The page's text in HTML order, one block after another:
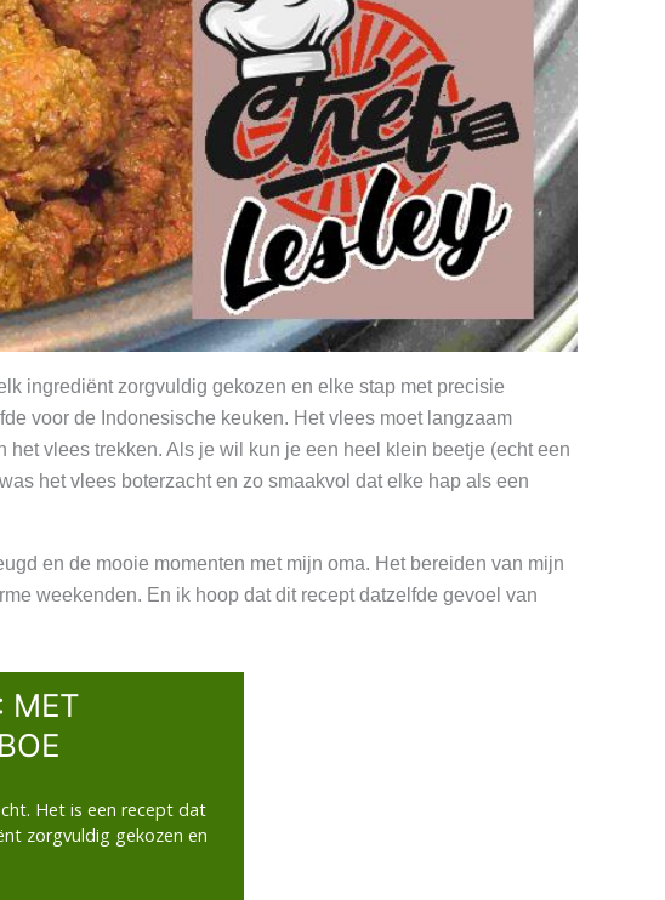
ingrediënt zorgvuldig gekozen en elke stap met precisie
voor de Indonesische keuken. Het vlees moet langzaam
vlees trekken. Als je wil kun je een heel klein beetje (echt een
het vlees boterzacht en zo smaakvol dat elke hap als een
en de mooie momenten met mijn oma. Het bereiden van mijn
weekenden. En ik hoop dat dit recept datzelfde gevoel van
MET
Het is een recept dat
zorgvuldig gekozen en